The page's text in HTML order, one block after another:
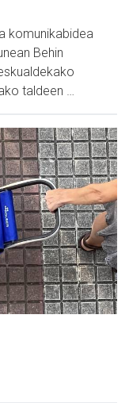
komunikabidea
Behin
taldeen …